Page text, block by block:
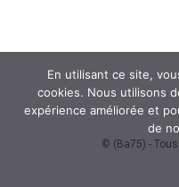
© (Ba75) -
En utilisant ce site,
cookies. Nous utilisons
expérience améliorée et
de